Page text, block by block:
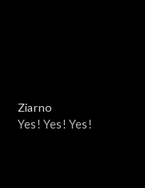
Ziarno
Yes! Yes! Yes!